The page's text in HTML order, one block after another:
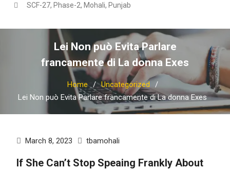
SCF-27, Phase-2, Mohali, Punjab
Lei Non può Evita Parlare
francamente di La donna Exes
Home
Uncategorized
Lei Non può Evita Parlare francamente di La donna Exes
March 8, 2023 tbamohali
If She Can’t Stop Speaing Frankly About